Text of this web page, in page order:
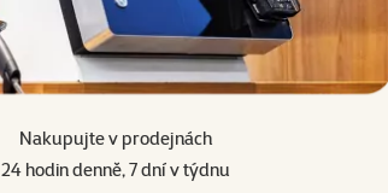
Nakupujte v prodejnách
24 hodin denně, 7 dní v týdnu